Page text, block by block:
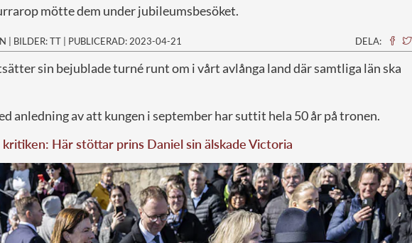
mötte dem under jubileumsbesöket.
| BILDER: TT | PUBLICERAD: 2023-04-21 DELA:
sin bejublade turné runt om i vårt avlånga land där samtliga län ska
anledning av att kungen i september har suttit hela 50 år på tronen.
Här stöttar prins Daniel sin älskade Victoria